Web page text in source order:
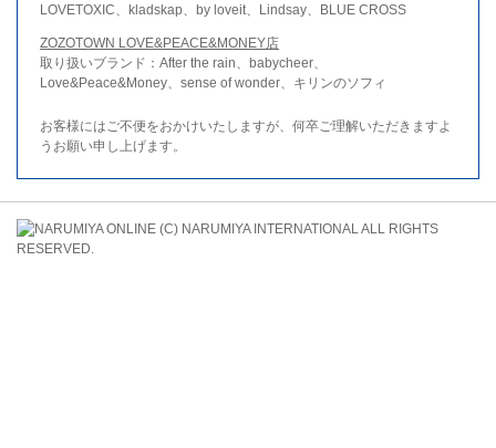
LOVETOXIC、kladskap、by loveit、Lindsay、BLUE CROSS
ZOZOTOWN LOVE&PEACE&MONEY店
取り扱いブランド：After the rain、babycheer、
Love&Peace&Money、sense of wonder、キリンのソフィ
お客様にはご不便をおかけいたしますが、何卒ご理解いただきますよ
うお願い申し上げます。